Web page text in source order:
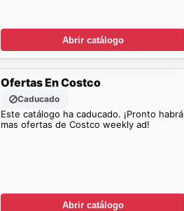
Abrir catálogo
Ofertas En Costco
Caducado
Este catálogo ha caducado. ¡Pronto habrá
mas ofertas de Costco weekly ad!
Abrir catálogo